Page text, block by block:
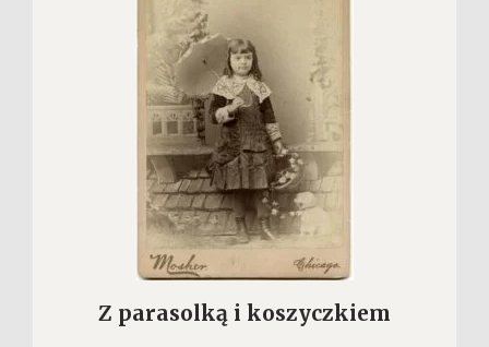
Z parasolką i koszyczkiem